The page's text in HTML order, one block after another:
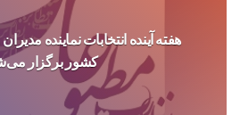
هفته آینده انتخابات نماینده
کشور برگزار